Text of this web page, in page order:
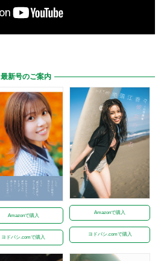
最新号のご案内
Amazonで購入
ヨドバシ.comで購入
Amazonで購入
ヨドバシ.comで購入